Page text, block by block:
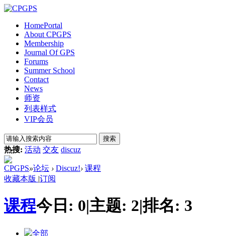
HomePortal
About CPGPS
Membership
Journal Of GPS
Forums
Summer School
Contact
News
师资
列表样式
VIP会员
搜索
热搜: 活动 交友 discuz
CPGPS»论坛 › Discuz!› 课程
收藏本版 |订阅
课程今日: 0|主题: 2|排名: 3
全部